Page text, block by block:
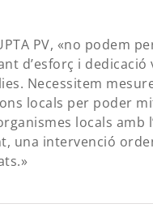
PV, «no podem
d’esforç i
Necessitem
locals per poder
locals amb
una intervenció